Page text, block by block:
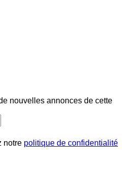
nouvelles annonces de cette
notre politique de confidentialité